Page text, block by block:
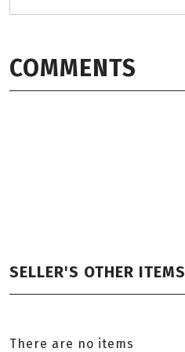
COMMENTS
SELLER'S OTHER ITEMS
There are no items